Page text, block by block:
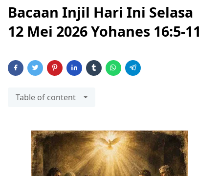
Bacaan Injil Hari Ini Selasa
12 Mei 2026 Yohanes 16:5-11
Table of content